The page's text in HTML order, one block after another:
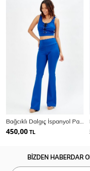
450,00 TL
BİZDEN HABERDAR